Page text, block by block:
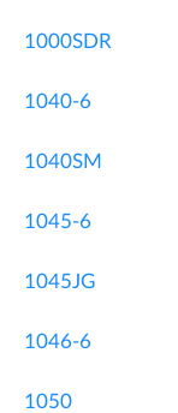
1000SDR
1040-6
1040SM
1045-6
1045JG
1046-6
1050